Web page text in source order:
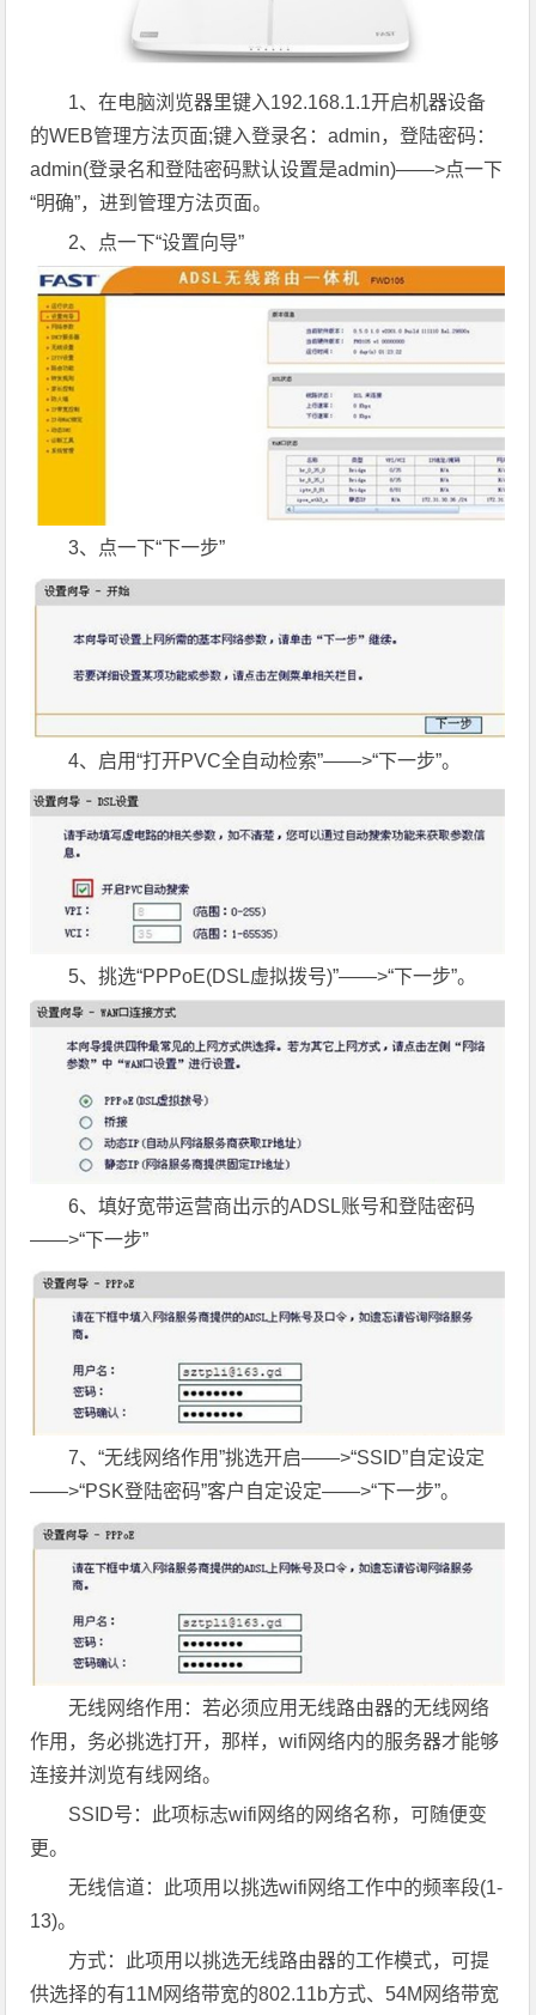
1、在电脑浏览器里键入192.168.1.1开启机器设备
的WEB管理方法页面;键入登录名：admin，登陆密码：
admin(登录名和登陆密码默认设置是admin)——>点一下
“明确”，进到管理方法页面。
2、点一下“设置向导”
3、点一下“下一步”
4、启用“打开PVC全自动检索”——>“下一步”。
5、挑选“PPPoE(DSL虚拟拨号)”——>“下一步”。
6、填好宽带运营商出示的ADSL账号和登陆密码
——>“下一步”
7、“无线网络作用”挑选开启——>“SSID”自定设定
——>“PSK登陆密码”客户自定设定——>“下一步”。
无线网络作用：若必须应用无线路由器的无线网络
作用，务必挑选打开，那样，wifi网络内的服务器才能够
连接并浏览有线网络。
SSID号：此项标志wifi网络的网络名称，可随便变
更。
无线信道：此项用以挑选wifi网络工作中的频率段(1-
13)。
方式：此项用以挑选无线路由器的工作模式，可提
供选择的有11M网络带宽的802.11b方式、54M网络带宽